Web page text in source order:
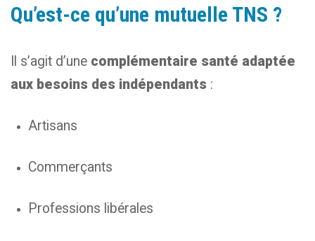
Qu’est-ce qu’une mutuelle TNS ?
Il s’agit d’une complémentaire santé adaptée
aux besoins des indépendants :
Artisans
Commerçants
Professions libérales